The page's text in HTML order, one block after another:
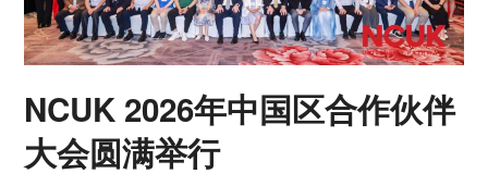
NCUK 2026年中国区合作伙伴
大会圆满举行